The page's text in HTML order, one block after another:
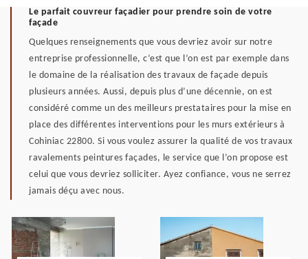
Le parfait couvreur façadier pour prendre soin de votre
façade
Quelques renseignements que vous devriez avoir sur notre
entreprise professionnelle, c’est que l’on est par exemple dans
le domaine de la réalisation des travaux de façade depuis
plusieurs années. Aussi, depuis plus d’une décennie, on est
considéré comme un des meilleurs prestataires pour la mise en
place des différentes interventions pour les murs extérieurs à
Cohiniac 22800. Si vous voulez assurer la qualité de vos travaux
ravalements peintures façades, le service que l’on propose est
celui que vous devriez solliciter. Ayez confiance, vous ne serrez
jamais déçu avec nous.